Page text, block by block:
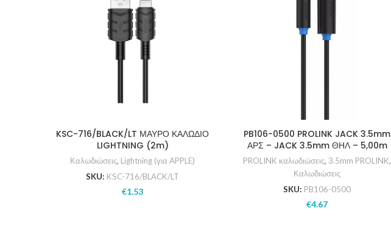
KSC-716/BLACK/LT ΜΑΥΡΟ ΚΑΛΩΔΙΟ
LIGHTNING (2m)
Καλωδιώσεις, Lightning (για APPLE)
SKU: KSC-716/BLACK/LT
€1.53
PB106-0500 PROLINK JACK 3.5mm
ΑΡΣ – JACK 3.5mm ΘΗΛ – 5,00m
PROLINK καλωδιώσεις, 3.5mm PROLINK,
Καλωδιώσεις
SKU: PB106-0500
€4.67